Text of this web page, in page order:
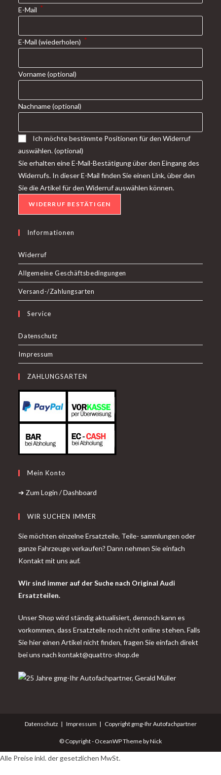
E-Mail *
E-Mail (wiederholen) *
Vorname(optional)
Nachname(optional)
Ich möchte bestimmte Positionen für den Widerruf
auswählen.(optional)
Sie erhalten eine E-Mail-Bestätigung über den Eingang des
Widerrufs. In dieser E-Mail finden Sie einen Link, über den
Sie die Artikel für den Widerruf auswählen können.
WIDERRUF BESTÄTIGEN
Informationen
Widerruf
Allgemeine Geschäftsbedingungen
Versand-/Zahlungsarten
Service
Datenschutz
Impressum
ZAHLUNGSARTEN
Mein Konto
➔ Zum Login / Dashboard
WIR SUCHEN IMMER
Sie möchten einzelne Ersatzteile, Teile- sammlungen oder
ganze Fahrzeuge verkaufen? Dann nehmen Sie einfach
Kontakt mit uns auf.
Wir sind immer auf der Suche nach Original Audi
Ersatzteilen.
Unser Shop wird ständig aktualisiert, dennoch kann es
vorkommen, dass Ersatzteile noch nicht online stehen. Falls
Sie hier einen Artikel nicht finden, fragen Sie einfach direkt
bei uns nachkontakt@quattro-shop.de
Datenschutz Impressum Copyright gmg-Ihr Autofachpartner
© Copyright - OceanWP Theme by Nick
Alle Preise inkl. der gesetzlichen MwSt.